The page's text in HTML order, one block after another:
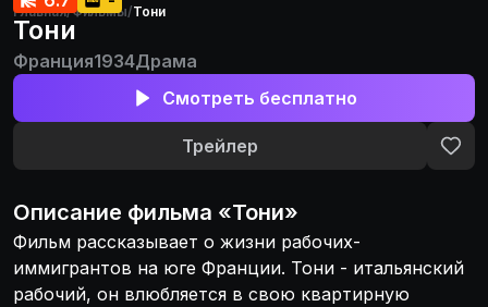
Главная/Фильмы/Тони
Тони
Франция1934Драма
Смотреть бесплатно
Трейлер
Описание фильма «Тони»
Фильм рассказывает о жизни рабочих-
иммигрантов на юге Франции. Тони - итальянский
рабочий, он влюбляется в свою квартирную